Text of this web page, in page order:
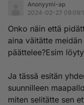
Anonyymi-ap
2024-02-27
Onko näin että
aina väitätte
päättelee?Esim
Ja tässä esitän
suunnilleen
miten selitätte sen